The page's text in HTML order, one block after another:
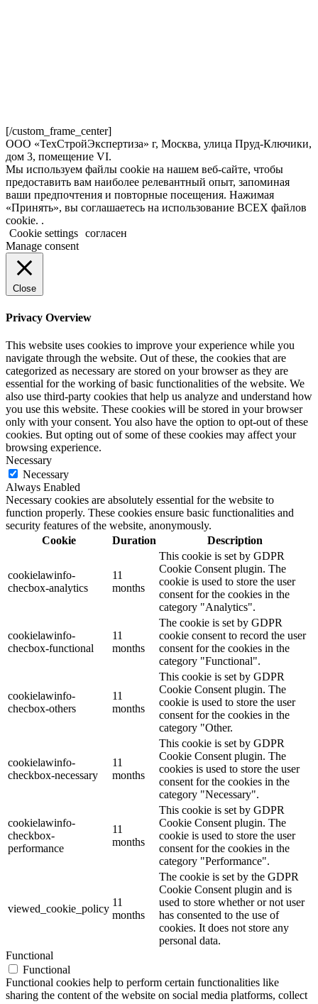
[/custom_frame_center]
ООО «ТехСтройЭкспертиза» г, Москва, улица Пруд-Ключики,
дом 3, помещение VI.
Мы используем файлы cookie на нашем веб-сайте, чтобы
предоставить вам наиболее релевантный опыт, запоминая
ваши предпочтения и повторные посещения. Нажимая
«Принять», вы соглашаетесь на использование ВСЕХ файлов
cookie. .
Cookie settings согласен
Manage consent
Close
Privacy Overview
This website uses cookies to improve your experience while you
navigate through the website. Out of these, the cookies that are
categorized as necessary are stored on your browser as they are
essential for the working of basic functionalities of the website. We
also use third-party cookies that help us analyze and understand how
you use this website. These cookies will be stored in your browser
only with your consent. You also have the option to opt-out of these
cookies. But opting out of some of these cookies may affect your
browsing experience.
Necessary
Necessary
Always Enabled
Necessary cookies are absolutely essential for the website to
function properly. These cookies ensure basic functionalities and
security features of the website, anonymously.
Cookie
Duration Description
cookielawinfo-
checbox-analytics
11
months
This cookie is set by GDPR
Cookie Consent plugin. The
cookie is used to store the user
consent for the cookies in the
category "Analytics".
cookielawinfo-
checbox-functional
11
months
The cookie is set by GDPR
cookie consent to record the user
consent for the cookies in the
category "Functional".
cookielawinfo-
checbox-others
11
months
This cookie is set by GDPR
Cookie Consent plugin. The
cookie is used to store the user
consent for the cookies in the
category "Other.
cookielawinfo-
checkbox-necessary
11
months
This cookie is set by GDPR
Cookie Consent plugin. The
cookies is used to store the user
consent for the cookies in the
category "Necessary".
cookielawinfo-
checkbox-
performance
11
months
This cookie is set by GDPR
Cookie Consent plugin. The
cookie is used to store the user
consent for the cookies in the
category "Performance".
viewed_cookie_policy
11
months
The cookie is set by the GDPR
Cookie Consent plugin and is
used to store whether or not user
has consented to the use of
cookies. It does not store any
personal data.
Functional
Functional
Functional cookies help to perform certain functionalities like
sharing the content of the website on social media platforms, collect